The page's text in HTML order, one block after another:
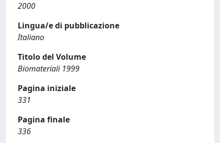
2000
Lingua/e di pubblicazione
Italiano
Titolo del Volume
Biomateriali 1999
Pagina iniziale
331
Pagina finale
336